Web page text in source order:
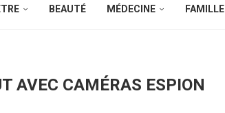
BEAUTÉ MÉDECINE FAMILLE
AVEC CAMÉRAS ESPION